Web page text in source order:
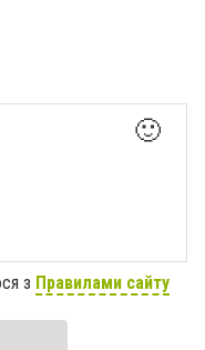
🙂
з Правилами сайту